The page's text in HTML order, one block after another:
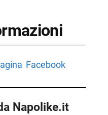
Facebook
Napolike.it